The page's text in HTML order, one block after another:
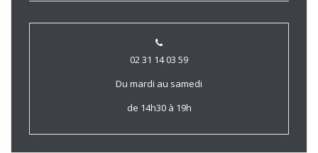
02 31 14 03 59
Du mardi au samedi
de 14h30 à 19h